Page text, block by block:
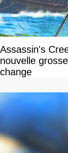
Assassin's
nouvelle
change